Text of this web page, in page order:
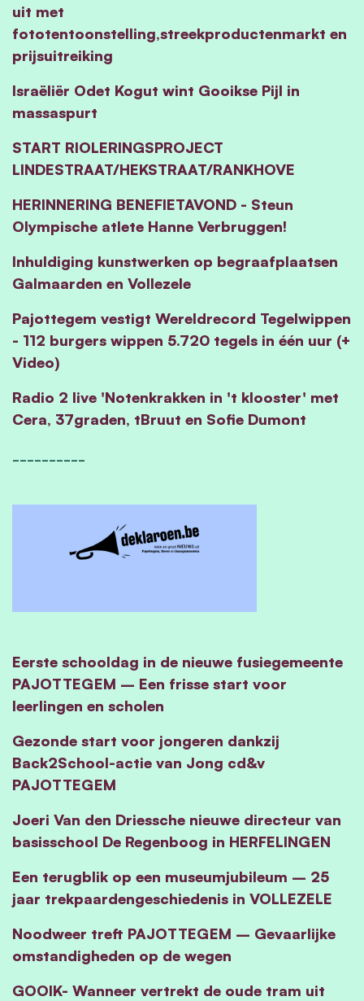
uit met
fototentoonstelling,streekproductenmarkt en
prijsuitreiking
Israëliër Odet Kogut wint Gooikse Pijl in
massaspurt
START RIOLERINGSPROJECT
LINDESTRAAT/HEKSTRAAT/RANKHOVE
HERINNERING BENEFIETAVOND - Steun
Olympische atlete Hanne Verbruggen!
Inhuldiging kunstwerken op begraafplaatsen
Galmaarden en Vollezele
Pajottegem vestigt Wereldrecord Tegelwippen
- 112 burgers wippen 5.720 tegels in één uur (+
Video)
Radio 2 live 'Notenkrakken in 't klooster' met
Cera, 37graden, tBruut en Sofie Dumont
Eerste schooldag in de nieuwe fusiegemeente
PAJOTTEGEM – Een frisse start voor
leerlingen en scholen
Gezonde start voor jongeren dankzij
Back2School-actie van Jong cd&v
PAJOTTEGEM
Joeri Van den Driessche nieuwe directeur van
basisschool De Regenboog in HERFELINGEN
Een terugblik op een museumjubileum – 25
jaar trekpaardengeschiedenis in VOLLEZELE
Noodweer treft PAJOTTEGEM – Gevaarlijke
omstandigheden op de wegen
GOOIK- Wanneer vertrekt de oude tram uit